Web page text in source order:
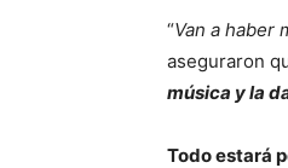
“Van a haber
aseguraron
música y la
Todo estará